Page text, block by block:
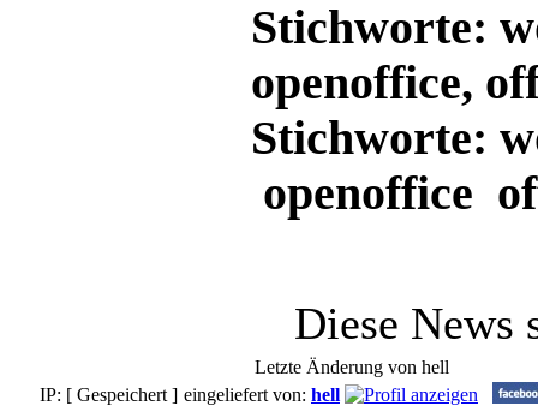
Stichworte:
openoffice,
Stichworte:
openoffice
Diese News
Letzte Änderung von hell
IP: [ Gespeichert ] eingeliefert von: hell